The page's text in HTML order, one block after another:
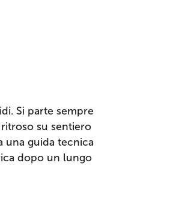
Si parte sempre
su sentiero
una guida tecnica
dopo un lungo